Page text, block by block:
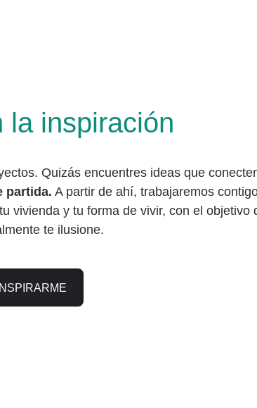
la inspiración
Quizás encuentres ideas que
partida. A partir de ahí, trabajaremos
vivienda y tu forma de vivir, con el objetivo
te ilusione.